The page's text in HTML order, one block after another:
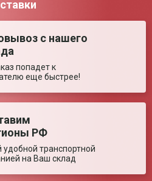
Канюля 2 м; Канюля 5 м; Пульт ДУ
пластик
регулировка потока; Автоматический
Дистанционное управлание
см
корзину
с нашего
попадет к
еще быстрее!
РФ
транспортной
на Ваш склад